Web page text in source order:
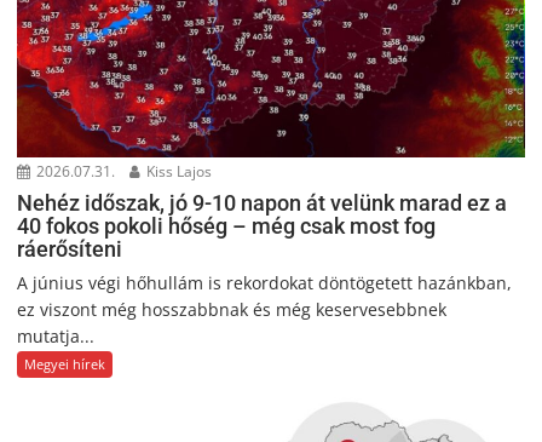
2026.07.31. Kiss Lajos
Nehéz időszak, jó 9-10 napon át velünk marad ez a
40 fokos pokoli hőség – még csak most fog
ráerősíteni
A június végi hőhullám is rekordokat döntögetett hazánkban,
ez viszont még hosszabbnak és még keservesebbnek
mutatja...
Megyei hírek